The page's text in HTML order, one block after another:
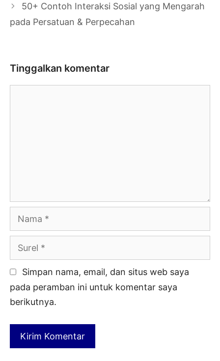
50+ Contoh Interaksi Sosial yang Mengarah
pada Persatuan & Perpecahan
Tinggalkan komentar
Nama
Surel
Simpan nama, email, dan situs web saya
pada peramban ini untuk komentar saya
berikutnya.